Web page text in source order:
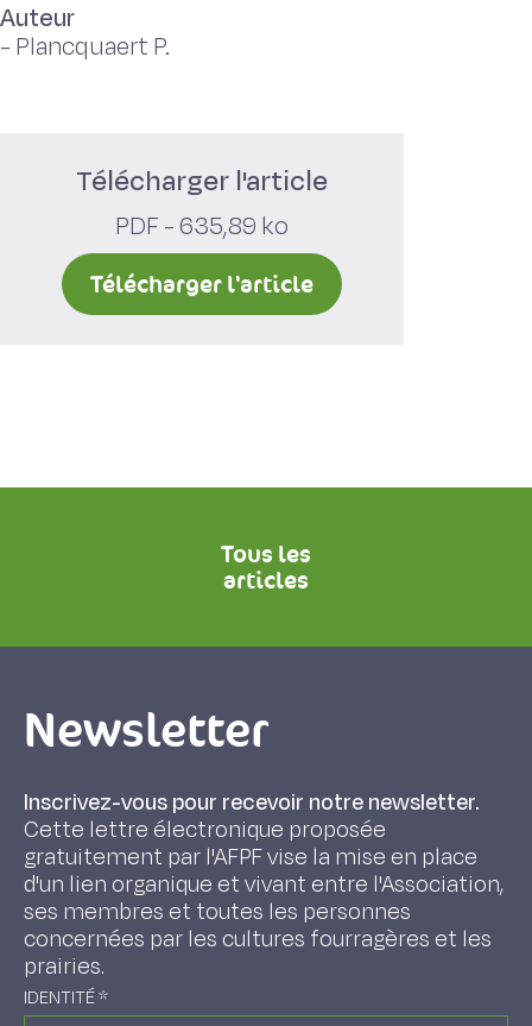
Auteur
- Plancquaert P.
Télécharger l'article
PDF - 635,89 ko
Télécharger l'article
Tous les
articles
Newsletter
Inscrivez-vous pour recevoir notre newsletter.
Cette lettre électronique proposée
gratuitement par l'AFPF vise la mise en place
d'un lien organique et vivant entre l'Association,
ses membres et toutes les personnes
concernées par les cultures fourragères et les
prairies.
IDENTITÉ*